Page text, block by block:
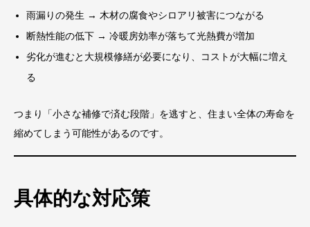
雨漏りの発生 → 木材の腐食やシロアリ被害につながる
断熱性能の低下 → 冷暖房効率が落ちて光熱費が増加
劣化が進むと大規模修繕が必要になり、コストが大幅に増え
る
つまり「小さな補修で済む段階」を逃すと、住まい全体の寿命を
縮めてしまう可能性があるのです。
具体的な対応策